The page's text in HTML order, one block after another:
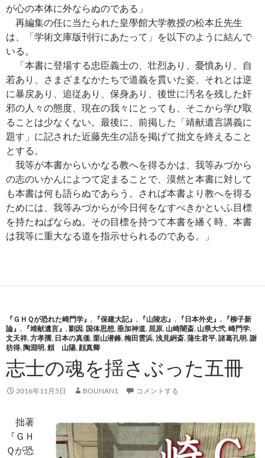
が心の本体に外ならぬのである」
再編集の任に当たられた皇學館大学教授の松本丘先生
は、「学術文庫版刊行にあたって」を以下のように結んで
いる。
「本書に登場する忠臣義士の、壮烈あり、憂憤あり、自
若あり、さまざまなかたちで道義を貫いた姿、それとは逆
に暴戻あり、追従あり、保身あり、後世に汚名を残した奸
邪の人々の態度、現在の我々にとっても、そこから学び取
ることは少なくない。最後に、前掲した「靖献遺言講義に
題す」に記された近藤先生の語を掲げて拙文を終えること
とする。
我等が本書からいかなる教へを得るかは、我等みづから
の志のいかんによつて定まることで、漠然と本書に対して
も本書は何も語らぬであらう。されば本書より教へを得る
ためには、我等みづからが今日何をなすべきかといふ目標
を持たねばならぬ。その目標を持つて本書を繙く時、本書
は我等に重大なる道を指示せられるのである。」
『ＧＨＱが恐れた崎門学』 , 『保建大記』 , 『山陵志』 , 『日本外史』 , 『柳子新
論』 , 『靖献遺言』 ,劉因, 国体思想,垂加神道, 屈原, 山崎闇斎, 山県大弐,崎門学,
文天祥,方孝孺, 日本の真価,栗山潜鋒,梅田雲浜,浅見絅斎,蒲生君平,諸葛孔明,謝
枋得, 陶淵明,頼 山陽,顔真卿
志士の魂を揺さぶった五冊
2016年11月5日 BOUNAN1 コメントする
拙著
『ＧＨ
Ｑが恐